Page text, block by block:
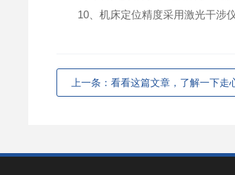
10、机床定位精度采用激光干涉仪
上一条：看看这篇文章，了解一下走